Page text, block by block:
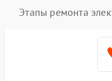
Этапы ремонта